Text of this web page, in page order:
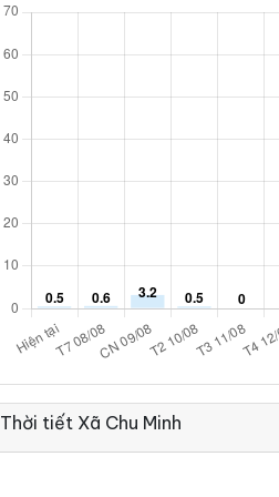
Thời tiết Xã Chu Minh